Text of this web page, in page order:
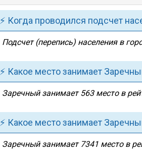
⚡ Когда проводился подсчет
Подсчет (перепись) населения в
⚡ Какое место занимает
Заречный занимает 563 место в
⚡ Какое место занимает
Заречный занимает 7341 место в